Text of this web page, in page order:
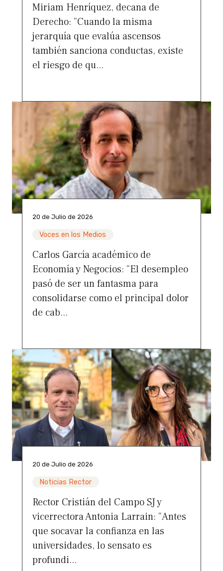
Miriam Henríquez, decana de
Derecho: “Cuando la misma
jerarquía que evalúa ascensos
también sanciona conductas, existe
el riesgo de qu...
20 de Julio de 2026
Voces en los Medios
Carlos García académico de
Economía y Negocios: “El desempleo
pasó de ser un fantasma para
consolidarse como el principal dolor
de cab...
20 de Julio de 2026
Noticias Rector
Rector Cristián del Campo SJ y
vicerrectora Antonia Larrain: “Antes
que socavar la confianza en las
universidades, lo sensato es
profundi...